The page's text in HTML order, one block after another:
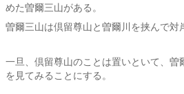
めた曽爾三山がある。
曽爾三山は倶留尊山と曽爾川を挟んで対
一旦、倶留尊山のことは置いといて、曽
を見てみることにする。